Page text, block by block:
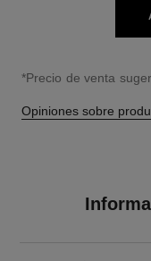
↩
*Precio de venta
Opiniones sobre